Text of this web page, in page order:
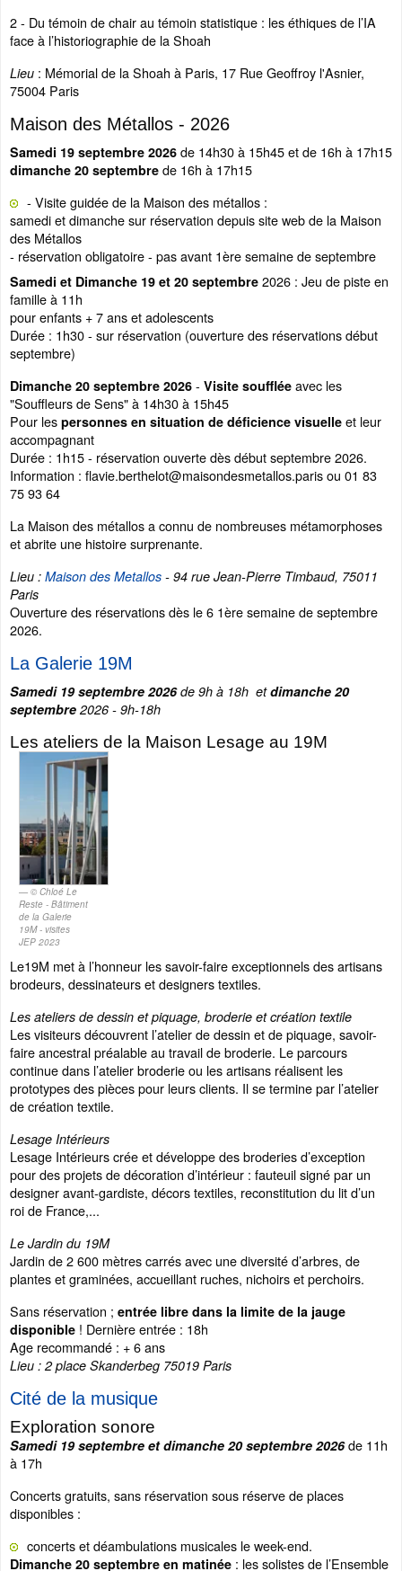
2 - Du témoin de chair au témoin statistique : les éthiques de l’IA
face à l’historiographie de la Shoah
Lieu : Mémorial de la Shoah à Paris, 17 Rue Geoffroy l'Asnier,
75004 Paris
Maison des Métallos - 2026
Samedi 19 septembre 2026 de 14h30 à 15h45 et de 16h à 17h15
dimanche 20 septembre de 16h à 17h15
- Visite guidée de la Maison des métallos :
samedi et dimanche sur réservation depuis site web de la Maison
des Métallos
- réservation obligatoire - pas avant 1ère semaine de septembre
Samedi et Dimanche 19 et 20 septembre 2026 : Jeu de piste en
famille à 11h
pour enfants + 7 ans et adolescents
Durée : 1h30 - sur réservation (ouverture des réservations début
septembre)
Dimanche 20 septembre 2026 - Visite soufflée avec les
"Souffleurs de Sens" à 14h30 à 15h45
Pour les personnes en situation de déficience visuelle et leur
accompagnant
Durée : 1h15 - réservation ouverte dès début septembre 2026.
Information : flavie.berthelot@maisondesmetallos.paris ou 01 83
75 93 64
La Maison des métallos a connu de nombreuses métamorphoses
et abrite une histoire surprenante.
Lieu : Maison des Metallos - 94 rue Jean-Pierre Timbaud, 75011
Paris
Ouverture des réservations dès le 6 1ère semaine de septembre
2026.
La Galerie 19M
Samedi 19 septembre 2026de 9h à 18h etdimanche 20
septembre 2026 - 9h-18h
Les ateliers de la Maison Lesage au 19M
© Chloé Le
Reste - Bâtiment
de la Galerie
19M - visites
JEP 2023
Le19M met à l’honneur les savoir-faire exceptionnels des artisans
brodeurs, dessinateurs et designers textiles.
Les ateliers de dessin et piquage, broderie et création textile
Les visiteurs découvrent l’atelier de dessin et de piquage, savoir-
faire ancestral préalable au travail de broderie. Le parcours
continue dans l’atelier broderie ou les artisans réalisent les
prototypes des pièces pour leurs clients. Il se termine par l’atelier
de création textile.
Lesage Intérieurs
Lesage Intérieurs crée et développe des broderies d’exception
pour des projets de décoration d’intérieur : fauteuil signé par un
designer avant-gardiste, décors textiles, reconstitution du lit d’un
roi de France,...
Le Jardin du 19M
Jardin de 2 600 mètres carrés avec une diversité d’arbres, de
plantes et graminées, accueillant ruches, nichoirs et perchoirs.
Sans réservation ; entrée libre dans la limite de la jauge
disponible ! Dernière entrée : 18h
Age recommandé : + 6 ans
Lieu : 2 place Skanderbeg 75019 Paris
Cité de la musique
Exploration sonore
Samedi 19 septembre et dimanche 20 septembre 2026de 11h
à 17h
Concerts gratuits, sans réservation sous réserve de places
disponibles :
concerts et déambulations musicales le week-end.
Dimanche 20 septembre en matinée : les solistes de l’Ensemble